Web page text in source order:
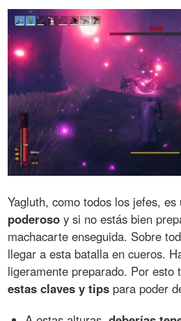
Yagluth, como todos los jefes, es
poderoso y si no estás bien
machacarte enseguida. Sobre
llegar a esta batalla en cueros.
ligeramente preparado. Por esto
estas claves y tips para poder